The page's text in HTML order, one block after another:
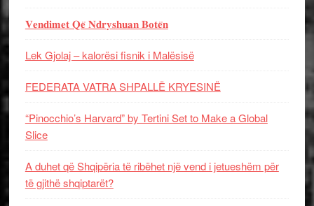
𝐕𝐞𝐧𝐝𝐢𝐦𝐞𝐭 𝐐𝐞̈ 𝐍𝐝𝐫𝐲𝐬𝐡𝐮𝐚𝐧 𝐁𝐨𝐭𝐞̈𝐧
Lek Gjolaj – kalorësi fisnik i Malësisë
FEDERATA VATRA SHPALLË KRYESINË
“Pinocchio’s Harvard” by Tertini Set to Make a Global
Slice
A duhet që Shqipëria të ribëhet një vend i jetueshëm për
të gjithë shqiptarët?